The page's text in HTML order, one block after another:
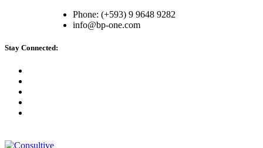
Phone: (+593) 9 9648 9282
info@bp-one.com
Stay Connected: